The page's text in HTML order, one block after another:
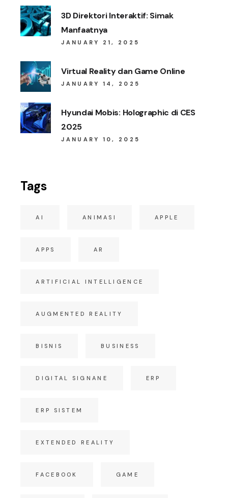
3D Direktori Interaktif: Simak
Manfaatnya
JANUARY 21, 2025
Virtual Reality dan Game Online
JANUARY 14, 2025
Hyundai Mobis: Holographic di CES
2025
JANUARY 10, 2025
Tags
AI ANIMASI APPLE
APPS AR
ARTIFICIAL INTELLIGENCE
AUGMENTED REALITY
BISNIS BUSINESS
DIGITAL SIGNANE ERP
ERP SISTEM
EXTENDED REALITY
FACEBOOK GAME